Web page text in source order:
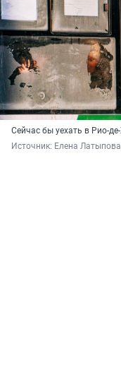
Сейчас бы уехать в Рио-
Источник: Елена Латыпова